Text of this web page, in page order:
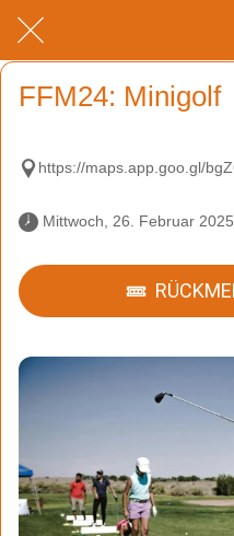
FFM24: Minigolf
https://maps.app.goo.gl/
Mittwoch, 26. Februar